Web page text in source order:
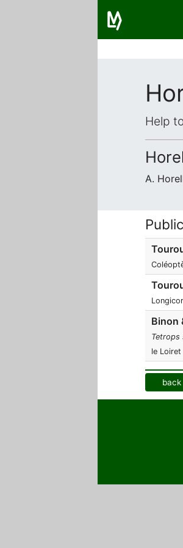
Help
A.
Binon
Tetrops
le Loiret